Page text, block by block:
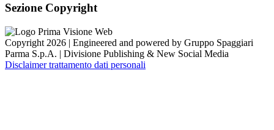
Sezione Copyright
Copyright 2026 | Engineered and powered by Gruppo Spaggiari
Parma S.p.A. | Divisione Publishing & New Social Media
Disclaimer trattamento dati personali